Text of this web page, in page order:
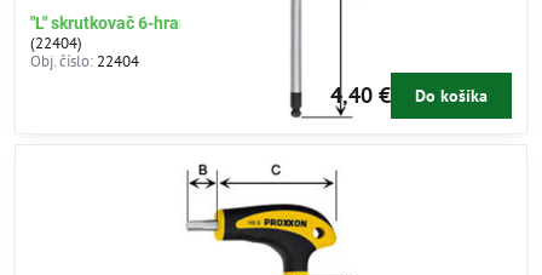
"L" skrutkovač 6-hran 2,5mm
(22404)
Obj. číslo: 22404
4,40 € Do košíka